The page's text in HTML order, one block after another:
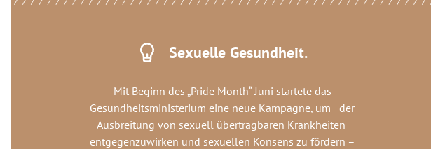
Sexuelle Gesundheit.
Mit Beginn des „Pride Month“ Juni startete das
Gesundheitsministerium eine neue Kampagne, um der
Ausbreitung von sexuell übertragbaren Krankheiten
entgegenzuwirken und sexuellen Konsens zu fördern –